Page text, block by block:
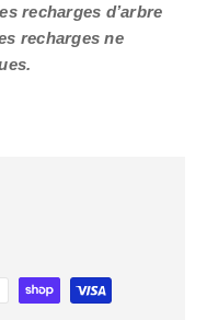
recharges d’arbre
recharges ne